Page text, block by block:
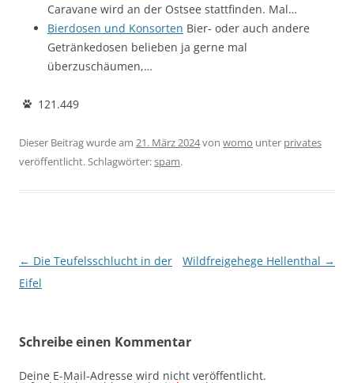
Caravane wird an der Ostsee stattfinden. Mal…
Bierdosen und Konsorten Bier- oder auch andere
Getränkedosen belieben ja gerne mal
überzuschäumen,…
121.449
Dieser Beitrag wurde am 21. März 2024von womo unter privates
veröffentlicht. Schlagwörter:spam.
Beitragsnavigation
← Die Teufelsschlucht in der
Eifel
Wildfreigehege Hellenthal →
Schreibe einen Kommentar
Deine E-Mail-Adresse wird nicht veröffentlicht.